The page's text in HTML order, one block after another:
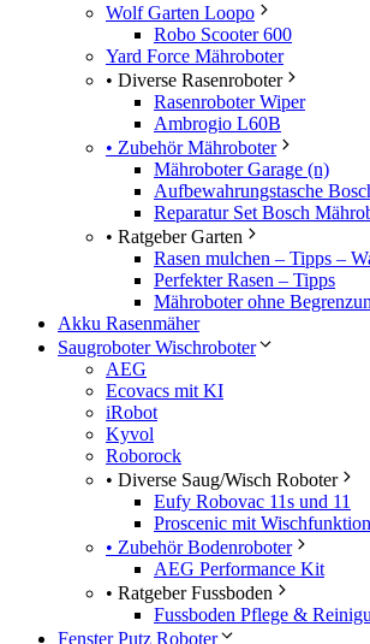
Wolf Garten Loopo
Robo Scooter 600
Yard Force Mähroboter
• Diverse Rasenroboter
Rasenroboter Wiper
Ambrogio L60B
• Zubehör Mähroboter
Mähroboter Garage (n)
Aufbewahrungstasche
Reparatur Set Bosch
• Ratgeber Garten
Rasen mulchen – Tipps –
Perfekter Rasen – Tipps
Mähroboter ohne
Akku Rasenmäher
Saugroboter Wischroboter
AEG
Ecovacs mit KI
iRobot
Kyvol
Roborock
• Diverse Saug/Wisch Roboter
Eufy Robovac 11s und 11
Proscenic mit Wischfunktion
• Zubehör Bodenroboter
AEG Performance Kit
• Ratgeber Fussboden
Fussboden Pflege &
Fenster Putz Roboter